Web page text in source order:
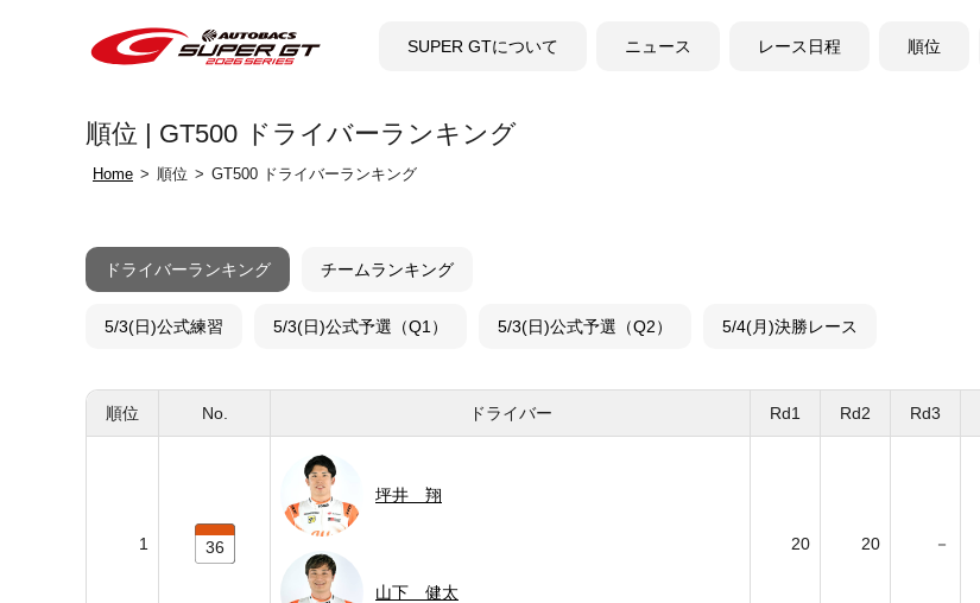
SUPER GTについて ニュース レース日程 順位
順位 | GT500 ドライバーランキング
Home 順位 GT500 ドライバーランキング
ドライバーランキング チームランキング
5/3(日)公式練習 5/3(日)公式予選（Q1） 5/3(日)公式予選（Q2） 5/4(月)決勝レース
順位 No. ドライバー Rd1 Rd2 Rd3
1 36
坪井 翔
山下 健太
20 20 －